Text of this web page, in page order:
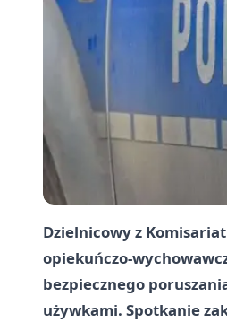
Dzielnicowy z
opiekuńczo-
bezpiecznego
używkami. Spotkanie